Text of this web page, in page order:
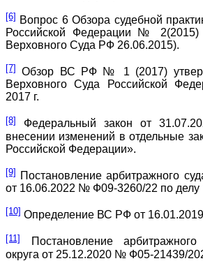
[6] Вопрос 6 Обзора судебной
Российской Федерации № 2(2015)
Верховного Суда РФ 26.06.2015).
[7]
Обзор ВС РФ № 1 (2017)
Верховного Суда Российской
2017 г.
[8]
Федеральный закон от
внесении изменений в отдельные
Российской Федерации».
[9] Постановление арбитражного
от 16.06.2022 № Ф09-3260/22 по
[10] Определение ВС РФ от
[11]
Постановление
округа от 25.12.2020 № Ф05-21439/